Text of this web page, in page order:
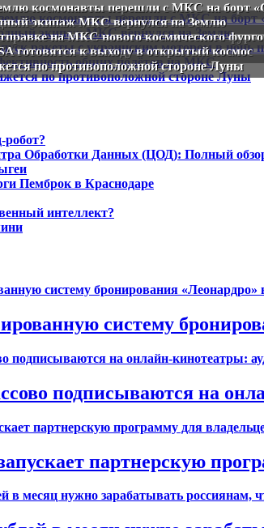
космонавты перешли с МКС на борт
экипаж МКС вернулся на Землю
на МКС нового космического
готовятся к выходу в открытый космос
по противоположной стороне Луны
робот?
Обработки Данных (ЦОД): Полный
Пемброк в Краснодаре
интеллект?
систему
подписываются на
партнерскую